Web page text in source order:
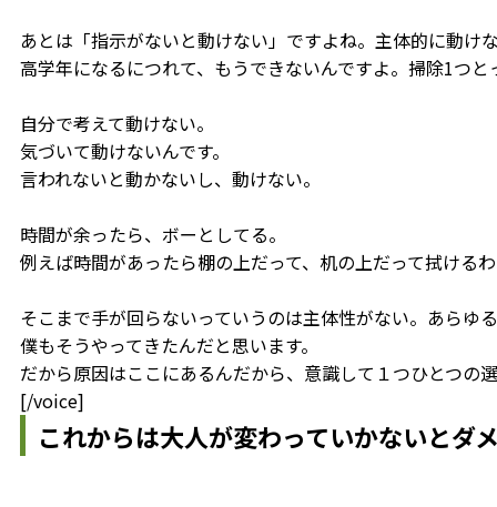
あとは「指示がないと動けない」ですよね。主体的に動け
高学年になるにつれて、もうできないんですよ。掃除1つと
自分で考えて動けない。
気づいて動けないんです。
言われないと動かないし、動けない。
時間が余ったら、ボーとしてる。
例えば時間があったら棚の上だって、机の上だって拭ける
そこまで手が回らないっていうのは主体性がない。あらゆ
僕もそうやってきたんだと思います。
だから原因はここにあるんだから、意識して１つひとつの
[/voice]
これからは大人が変わっていかないとダ